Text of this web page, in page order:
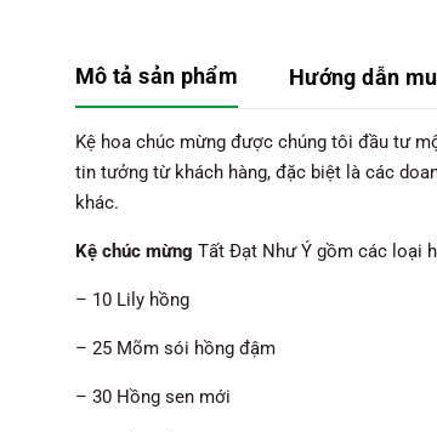
Mô tả sản phẩm Hướng dẫn
Kệ hoa chúc mừng được chúng tôi đầu tư
tin tưởng từ khách hàng, đặc biệt là các
khác.
Kệ chúc mừng Tất Đạt Như Ý gồm các loại
– 10 Lily hồng
– 25 Mõm sói hồng đậm
– 30 Hồng sen mới